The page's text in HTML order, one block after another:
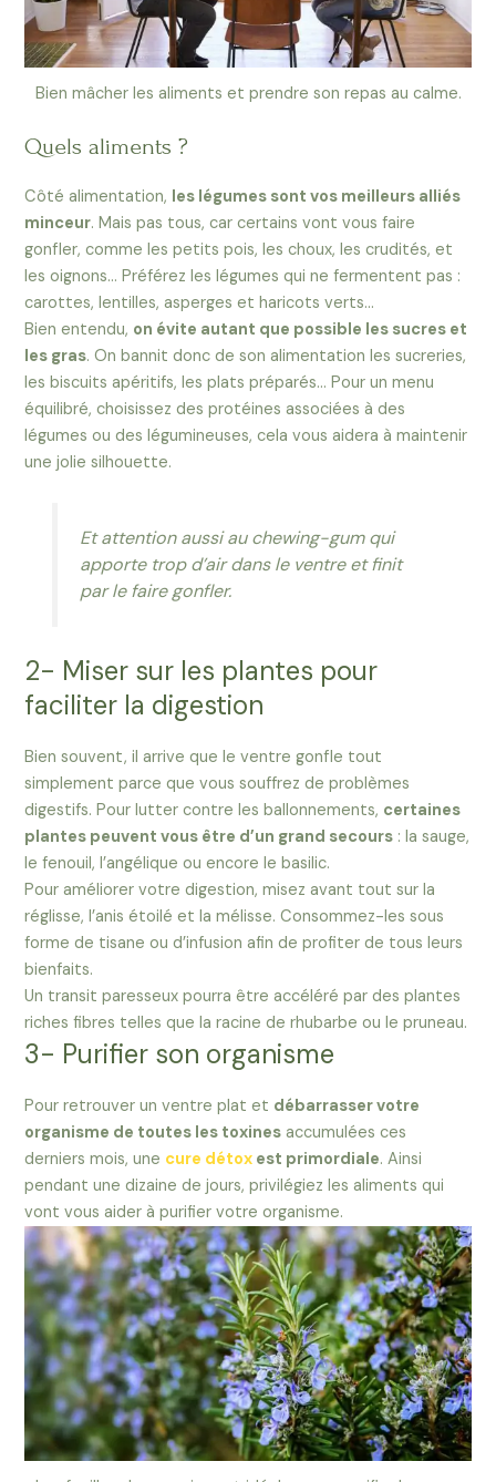
Bien mâcher les aliments et prendre son repas au calme.
Quels aliments ?
Côté alimentation, les légumes sont vos meilleurs alliés
minceur. Mais pas tous, car certains vont vous faire
gonfler, comme les petits pois, les choux, les crudités, et
les oignons… Préférez les légumes qui ne fermentent pas :
carottes, lentilles, asperges et haricots verts…
Bien entendu, on évite autant que possible les sucres et
les gras. On bannit donc de son alimentation les sucreries,
les biscuits apéritifs, les plats préparés… Pour un menu
équilibré, choisissez des protéines associées à des
légumes ou des légumineuses, cela vous aidera à maintenir
une jolie silhouette.
Et attention aussi au chewing-gum qui
apporte trop d’air dans le ventre et finit
par le faire gonfler.
2- Miser sur les plantes pour
faciliter la digestion
Bien souvent, il arrive que le ventre gonfle tout
simplement parce que vous souffrez de problèmes
digestifs. Pour lutter contre les ballonnements, certaines
plantes peuvent vous être d’un grand secours : la sauge,
le fenouil, l’angélique ou encore le basilic.
Pour améliorer votre digestion, misez avant tout sur la
réglisse, l’anis étoilé et la mélisse. Consommez-les sous
forme de tisane ou d’infusion afin de profiter de tous leurs
bienfaits.
Un transit paresseux pourra être accéléré par des plantes
riches fibres telles que la racine de rhubarbe ou le pruneau.
3- Purifier son organisme
Pour retrouver un ventre plat et débarrasser votre
organisme de toutes les toxines accumulées ces
derniers mois, une cure détox est primordiale. Ainsi
pendant une dizaine de jours, privilégiez les aliments qui
vont vous aider à purifier votre organisme.